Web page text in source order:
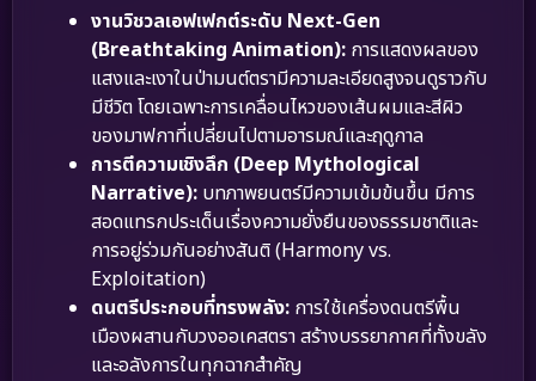
งานวิชวลเอฟเฟกต์ระดับ Next-Gen
(Breathtaking Animation): การแสดงผลของ
แสงและเงาในป่ามนต์ตรามีความละเอียดสูงจนดูราวกับ
มีชีวิต โดยเฉพาะการเคลื่อนไหวของเส้นผมและสีผิว
ของมาฟกาที่เปลี่ยนไปตามอารมณ์และฤดูกาล
การตีความเชิงลึก (Deep Mythological
Narrative): บทภาพยนตร์มีความเข้มข้นขึ้น มีการ
สอดแทรกประเด็นเรื่องความยั่งยืนของธรรมชาติและ
การอยู่ร่วมกันอย่างสันติ (Harmony vs.
Exploitation)
ดนตรีประกอบที่ทรงพลัง: การใช้เครื่องดนตรีพื้น
เมืองผสานกับวงออเคสตรา สร้างบรรยากาศที่ทั้งขลัง
และอลังการในทุกฉากสำคัญ